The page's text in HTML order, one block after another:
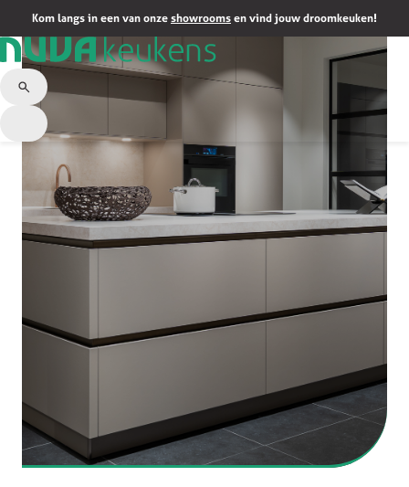
Kom langs in een van onze showrooms en vind jouw droomkeuken!